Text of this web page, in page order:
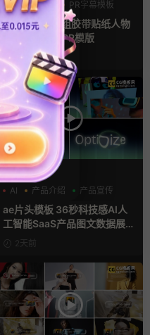
PR基本图形
PR字幕模板
人物介绍
pr字幕模板 9组胶带贴纸人物
介绍角标动画PR模版
1天前
AE模板
AI
产品介绍 产品宣传
ae片头模板 36秒科技感AI人
工智能SaaS产品图文数据展示
宣传视频AE模板
2天前